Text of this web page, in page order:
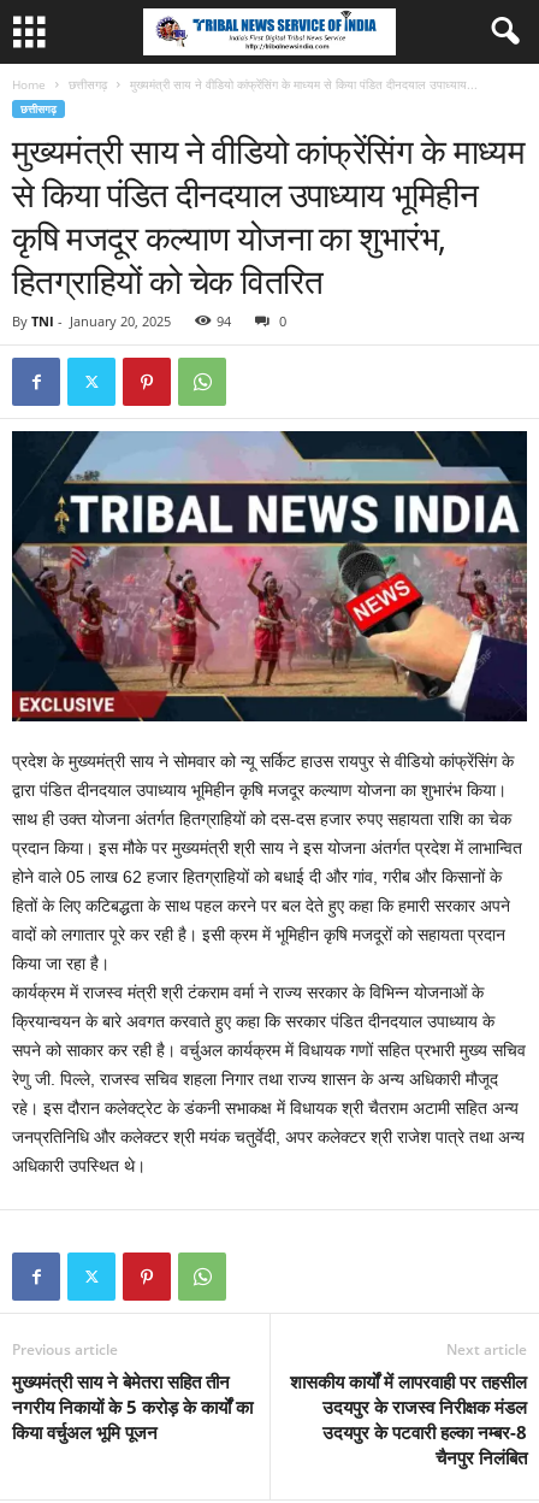
Home छत्तीसगढ़ मुख्यमंत्री साय ने वीडियो कांफ्रेंसिंग के माध्यम से किया पंडित दीनदयाल उपाध्याय...
छत्तीसगढ़
मुख्यमंत्री साय ने वीडियो कांफ्रेंसिंग के माध्यम
से किया पंडित दीनदयाल उपाध्याय भूमिहीन
कृषि मजदूर कल्याण योजना का शुभारंभ,
हितग्राहियों को चेक वितरित
By TNI - January 20, 2025 94 0
प्रदेश के मुख्यमंत्री साय ने सोमवार को न्यू सर्किट हाउस रायपुर से वीडियो कांफ्रेंसिंग के
द्वारा पंडित दीनदयाल उपाध्याय भूमिहीन कृषि मजदूर कल्याण योजना का शुभारंभ किया।
साथ ही उक्त योजना अंतर्गत हितग्राहियों को दस-दस हजार रुपए सहायता राशि का चेक
प्रदान किया। इस मौके पर मुख्यमंत्री श्री साय ने इस योजना अंतर्गत प्रदेश में लाभान्वित
होने वाले 05 लाख 62 हजार हितग्राहियों को बधाई दी और गांव, गरीब और किसानों के
हितों के लिए कटिबद्धता के साथ पहल करने पर बल देते हुए कहा कि हमारी सरकार अपने
वादों को लगातार पूरे कर रही है। इसी क्रम में भूमिहीन कृषि मजदूरों को सहायता प्रदान
किया जा रहा है।
कार्यक्रम में राजस्व मंत्री श्री टंकराम वर्मा ने राज्य सरकार के विभिन्न योजनाओं के
क्रियान्वयन के बारे अवगत करवाते हुए कहा कि सरकार पंडित दीनदयाल उपाध्याय के
सपने को साकार कर रही है। वर्चुअल कार्यक्रम में विधायक गणों सहित प्रभारी मुख्य सचिव
रेणु जी. पिल्ले, राजस्व सचिव शहला निगार तथा राज्य शासन के अन्य अधिकारी मौजूद
रहे। इस दौरान कलेक्ट्रेट के डंकनी सभाकक्ष में विधायक श्री चैतराम अटामी सहित अन्य
जनप्रतिनिधि और कलेक्टर श्री मयंक चतुर्वेदी, अपर कलेक्टर श्री राजेश पात्रे तथा अन्य
अधिकारी उपस्थित थे।
Previous article
मुख्यमंत्री साय ने बेमेतरा सहित तीन
नगरीय निकायों के 5 करोड़ के कार्यों का
किया वर्चुअल भूमि पूजन
Next article
शासकीय कार्यों में लापरवाही पर तहसील
उदयपुर के राजस्व निरीक्षक मंडल
उदयपुर के पटवारी हल्का नम्बर-8
चैनपुर निलंबित